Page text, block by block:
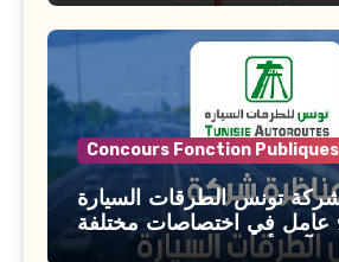
Concours Fonction Publiques
تونس الطرقات السيارة
لانتداب 200 عامل في اختصاصات مختلفة
آخر أجل : 21 جويلية 2026